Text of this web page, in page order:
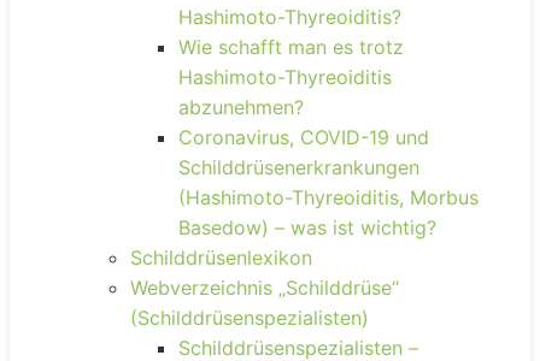
Hashimoto-Thyreoiditis?
Wie schafft man es trotz
Hashimoto-Thyreoiditis
abzunehmen?
Coronavirus, COVID-19 und
Schilddrüsenerkrankungen
(Hashimoto-Thyreoiditis, Morbus
Basedow) – was ist wichtig?
Schilddrüsenlexikon
Webverzeichnis „Schilddrüse“
(Schilddrüsenspezialisten)
Schilddrüsenspezialisten –